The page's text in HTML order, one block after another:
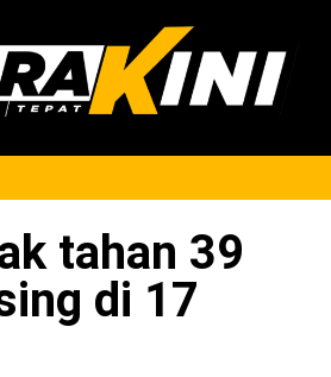
tahan 39
di 17